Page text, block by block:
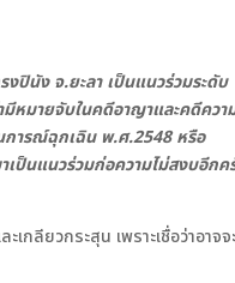
งปินัง จ.ยะลา เป็นแนวร่วมระดับ
หมายจับในคดีอาญาและคดีควา
การณ์ฉุกเฉิน พ.ศ.2548 หรือ
ป็นแนวร่วมก่อความไม่สงบอีกค
ลียวกระสุน เพราะเชื่อว่าอาจจ